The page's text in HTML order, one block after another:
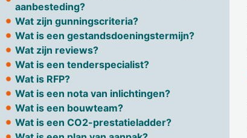
aanbesteding?
Wat zijn gunningscriteria?
Wat is een gestandsdoeningstermijn?
Wat zijn reviews?
Wat is een tenderspecialist?
Wat is RFP?
Wat is een nota van inlichtingen?
Wat is een bouwteam?
Wat is een CO2-prestatieladder?